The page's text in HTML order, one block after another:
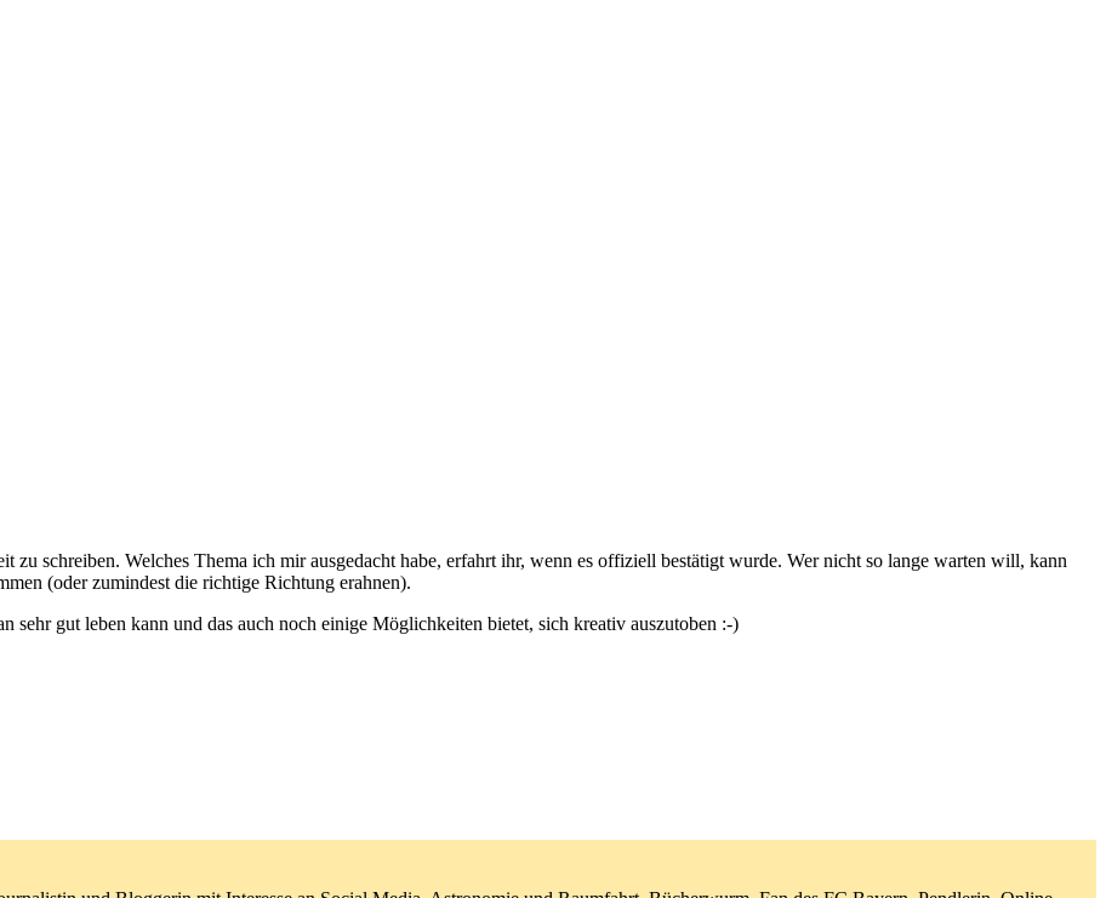
zu schreiben. Welches Thema ich mir ausgedacht habe, erfahrt ihr, wenn es offiziell bestätigt wurde. Wer nicht so lange warten will, kann
(oder zumindest die richtige Richtung erahnen).
sehr gut leben kann und das auch noch einige Möglichkeiten bietet, sich kreativ auszutoben :-)